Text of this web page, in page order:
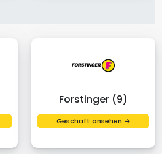
Forstinger (9)
Geschäft ansehen →